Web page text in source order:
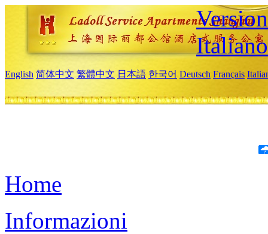
Italiano
English 简体中文 繁體中文 日本語 한국어 Deutsch Français
Home
Informazioni